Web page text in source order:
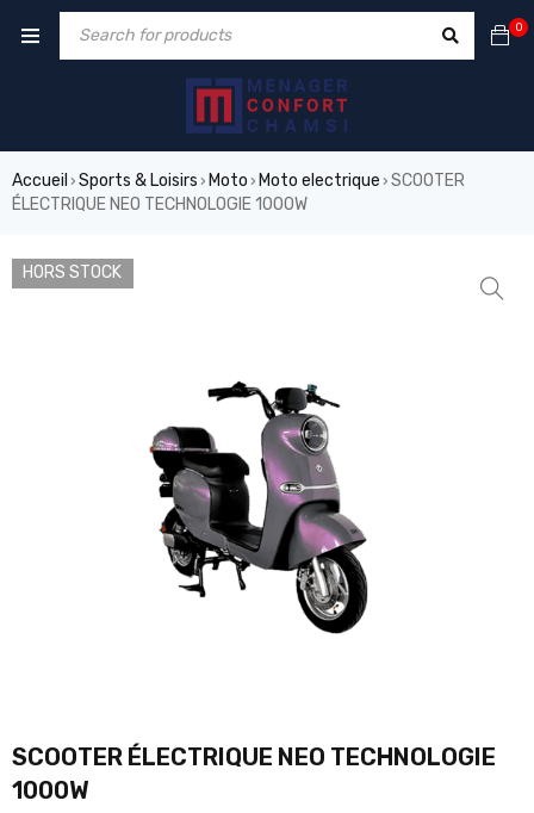
0
Accueil › Sports & Loisirs › Moto › Moto electrique › SCOOTER
ÉLECTRIQUE NEO TECHNOLOGIE 1000W
HORS STOCK
SCOOTER ÉLECTRIQUE NEO TECHNOLOGIE
1000W